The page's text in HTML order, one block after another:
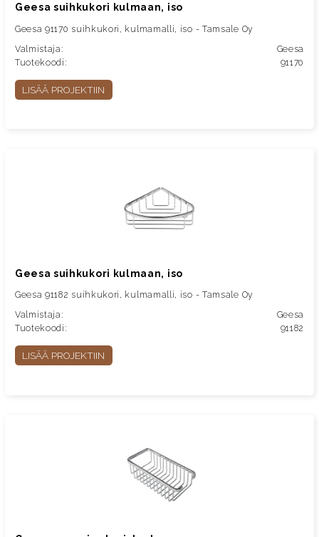
Geesa suihkukori kulmaan, iso
Geesa 91170 suihkukori, kulmamalli, iso - Tamsale Oy
Valmistaja:
Geesa
Tuotekoodi:
91170
LISÄÄ PROJEKTIIN
Geesa suihkukori kulmaan, iso
Geesa 91182 suihkukori, kulmamalli, iso - Tamsale Oy
Valmistaja:
Geesa
Tuotekoodi:
91182
LISÄÄ PROJEKTIIN